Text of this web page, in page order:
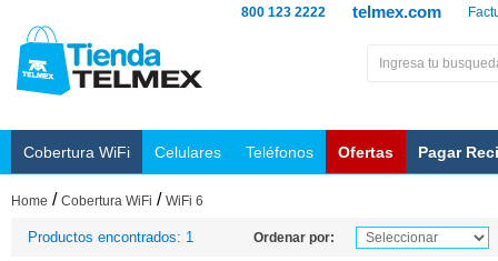
telmex.com
800 123 2222
Cobertura WiFi Celulares Teléfonos Ofertas Pagar
Home / Cobertura WiFi / WiFi 6
Productos encontrados: 1 Ordenar por: